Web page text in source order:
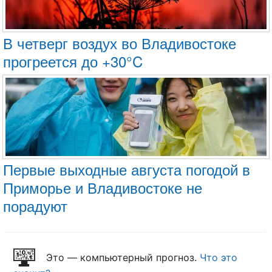
В четверг воздух во Владивостоке
прогреется до +30°C
Первые выходные августа погодой в
Приморье и Владивостоке не
порадуют
Это — компьютерный прогноз. Что это